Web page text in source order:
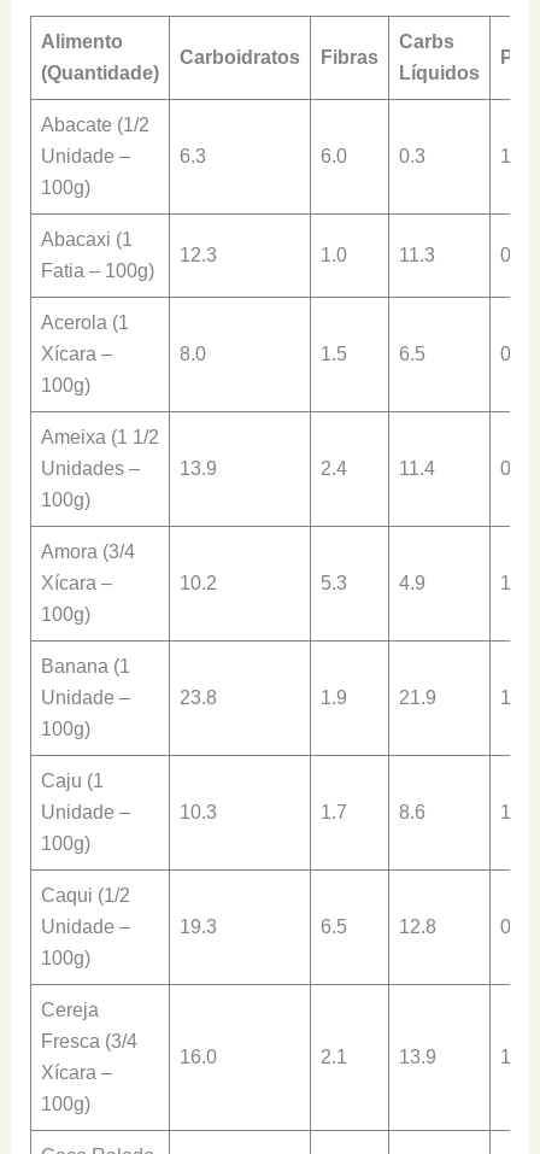
Alimento
(Quantidade)
Carboidratos Fibras
Carbs
Líquidos
Abacate (1/2
Unidade –
100g)
6.3 6.0 0.3 1.2
Abacaxi (1
Fatia – 100g)
12.3 1.0 11.3 0.9
Acerola (1
Xícara –
100g)
8.0 1.5 6.5 0.9
Ameixa (1 1/2
Unidades –
100g)
13.9 2.4 11.4 0.8
Amora (3/4
Xícara –
100g)
10.2 5.3 4.9 1.4
Banana (1
Unidade –
100g)
23.8 1.9 21.9 1.4
Caju (1
Unidade –
100g)
10.3 1.7 8.6 1.0
Caqui (1/2
Unidade –
100g)
19.3 6.5 12.8 0.4
Cereja
Fresca (3/4
Xícara –
100g)
16.0 2.1 13.9 1.1